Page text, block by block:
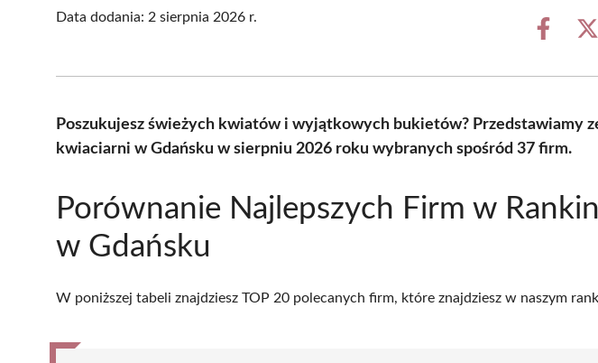
Data dodania: 2 sierpnia 2026 r.
Share
Poszukujesz świeżych kwiatów i wyjątkowych bukietów? Przedstawiamy
kwiaciarni w Gdańsku w sierpniu 2026 roku wybranych spośród 37 firm.
Porównanie Najlepszych Firm w
w Gdańsku
W poniższej tabeli znajdziesz TOP 20 polecanych firm, które znajdziesz w naszym